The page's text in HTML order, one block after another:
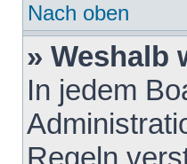
Nach oben
» Weshalb
In jedem
Regeln